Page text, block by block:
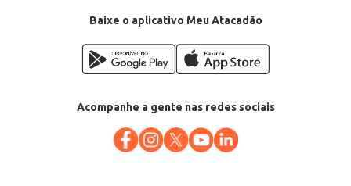
Baixe o aplicativo Meu Atacadão
Acompanhe a gente nas redes sociais